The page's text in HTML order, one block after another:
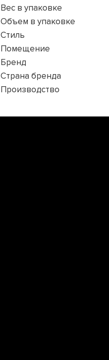
Вес в упаковке
Объем в упаковке
Стиль
Помещение
Бренд
Страна бренда
Производство